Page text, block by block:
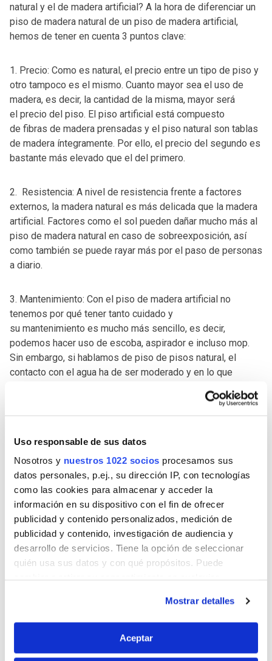
Uso responsable de sus datos
Nosotros y nuestros 1022 socios procesamos sus
datos personales, p.ej., su dirección IP, con tecnologías
como las cookies para almacenar y acceder la
información en su dispositivo con el fin de ofrecer
publicidad y contenido personalizados, medición de
publicidad y contenido, investigación de audiencia y
desarrollo de servicios. Tiene la opción de seleccionar
quién usa sus datos y con qué propósitos. Puede
Si lo permite, también quisiéramos:
Recopilar información sobre su ubicación
Mostrar detalles
Aceptar
natural y el de madera artificial? A la hora de diferenciar un
piso de madera natural de un piso de madera artificial,
hemos de tener en cuenta 3 puntos clave:
1. Precio: Como es natural, el precio entre un tipo de piso y
otro tampoco es el mismo. Cuanto mayor sea el uso de
madera, es decir, la cantidad de la misma, mayor será
el precio del piso. El piso artificial está compuesto
de fibras de madera prensadas y el piso natural son tablas
de madera íntegramente. Por ello, el precio del segundo es
bastante más elevado que el del primero.
2. Resistencia: A nivel de resistencia frente a factores
externos, la madera natural es más delicada que la madera
artificial. Factores como el sol pueden dañar mucho más al
piso de madera natural en caso de sobreexposición, así
como también se puede rayar más por el paso de personas
a diario.
3. Mantenimiento: Con el piso de madera artificial no
tenemos por qué tener tanto cuidado y
su mantenimiento es mucho más sencillo, es decir,
podemos hacer uso de escoba, aspirador e incluso mop.
Sin embargo, si hablamos de piso de pisos natural, el
contacto con el agua ha de ser moderado y en lo que
siguiendo las indicaciones para evitar arañar el piso o
Ahora que conoces los 3 puntos clave para diferenciar un
piso de madera natural y un piso de madera artificial, estás
preparado para cuidar el piso de tu hogar.
Quizás también estés interesado
+ +